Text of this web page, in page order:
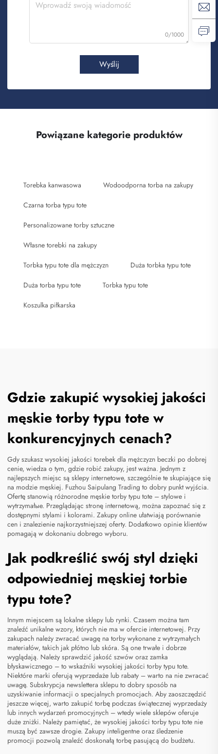
0/1000
Wyślij
Powiązane kategorie produktów
Torebka kanwasowa Wodoodporna torba na zakupy
Czarna torba typu tote
Personalizowane torby sztuczne
Własne torebki na zakupy
Torbka typu tote dla mężczyzn Duża torbka typu tote
Duża torba typu tote Torbka typu tote
Koszulka piłkarska
Gdzie zakupić wysokiej jakości
męskie torby typu tote w
konkurencyjnych cenach?
Gdy szukasz wysokiej jakości torebek dla mężczyzn beczki po dobrej
cenie, wiedza o tym, gdzie robić zakupy, jest ważna. Jednym z
najlepszych miejsc są sklepy internetowe, szczególnie te skupiające się
na modzie męskiej. Fuzhou Saipulang Trading to dobry punkt wyjścia.
Ofertę stanowią różnorodne męskie torby typu tote – stylowe i
wytrzymałые. Przeglądając stronę internetową, można zapoznać się z
dostępnymi stylami i kolorami. Zakupy online ułatwiają porównanie
cen i znalezienie najkorzystniejszej oferty. Dodatkowo opinie klientów
pomagają w dokonaniu dobrego wyboru.
Jak podkreślić swój styl dzięki
odpowiedniej męskiej torbie
typu tote?
Innym miejscem są lokalne sklepy lub rynki. Czasem można tam
znaleźć unikalne wzory, których nie ma w ofercie internetowej. Przy
zakupach należy zwracać uwagę na torby wykonane z wytrzymałych
materiałów, takich jak płótno lub skóra. Są one trwałe i dobrze
wyglądają. Należy sprawdzić jakość szwów oraz zamka
błyskawicznego – to wskaźniki wysokiej jakości torby typu tote.
Niektóre marki oferują wyprzedaże lub rabaty – warto na nie zwracać
uwagę. Subskrypcja newslettera sklepu to dobry sposób na
uzyskiwanie informacji o specjalnych promocjach. Aby zaoszczędzić
jeszcze więcej, warto zakupić torbę podczas świątecznej wyprzedaży
lub innych wydarzeń promocyjnych – wtedy wiele sklepów oferuje
duże zniżki. Należy pamiętać, że wysokiej jakości torby typu tote nie
muszą być zawsze drogie. Zakupy inteligentne oraz śledzenie
promocji pozwolą znaleźć doskonałą torbę pasującą do budżetu.